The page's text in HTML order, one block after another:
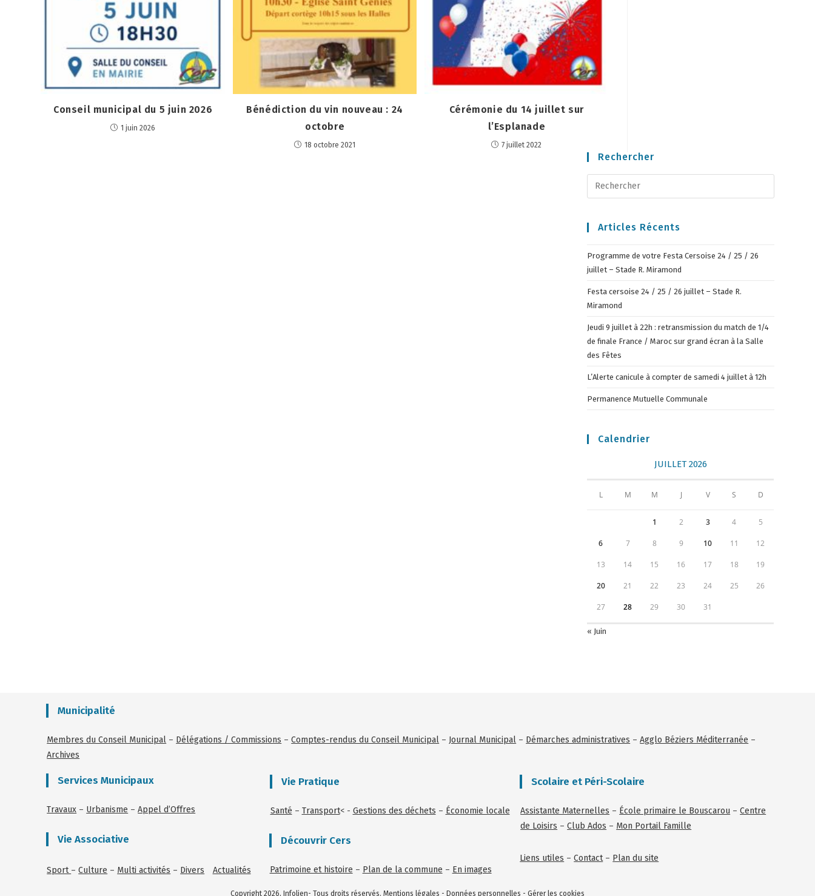
Conseil municipal du 5 juin 2026
1 juin 2026
Bénédiction du vin nouveau : 24
octobre
18 octobre 2021
Cérémonie du 14 juillet sur
l’Esplanade
7 juillet 2022
Rechercher
Articles Récents
Programme de votre Festa Cersoise 24 / 25 / 26
juillet – Stade R. Miramond
Festa cersoise 24 / 25 / 26 juillet – Stade R.
Miramond
Jeudi 9 juillet à 22h : retransmission du match de 1/4
de finale France / Maroc sur grand écran à la Salle
des Fêtes
L’Alerte canicule à compter de samedi 4 juillet à 12h
Permanence Mutuelle Communale
Calendrier
JUILLET 2026
L M M J V S D
1 2 3 4 5
6 7 8 9 10 11 12
13 14 15 16 17 18 19
20 21 22 23 24 25 26
27 28 29 30 31
« Juin
Municipalité
Membres du Conseil Municipal – Délégations / Commissions –Comptes-rendus du Conseil Municipal – Journal Municipal – Démarches administratives –Agglo Béziers Méditerranée –
Archives
Services Municipaux
Travaux – Urbanisme –Appel d’Offres
Vie Pratique
Santé – Transport< - Gestions des déchets – Économie locale
Scolaire et Péri-Scolaire
Assistante Maternelles – École primaire le Bouscarou –Centre
de Loisirs –Club Ados – Mon Portail Famille
Vie Associative
Sport –Culture – Multi activités – Divers Actualités
Découvrir Cers
Patrimoine et histoire – Plan de la commune – En images
Liens utiles –Contact– Plan du site
Copyright 2026, Infolien- Tous droits réservés. Mentions légales - Données personnelles - Gérer les cookies